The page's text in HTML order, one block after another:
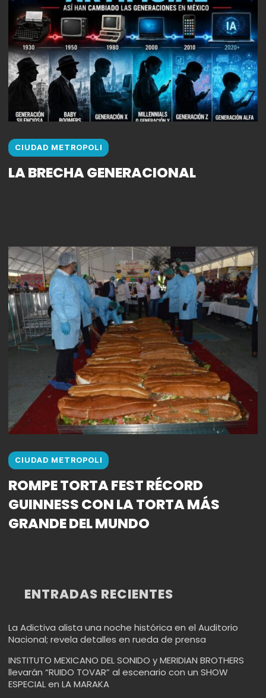
CIUDAD METROPOLI
LA BRECHA GENERACIONAL
CIUDAD METROPOLI
ROMPE TORTA FEST RÉCORD
GUINNESS CON LA TORTA MÁS
GRANDE DEL MUNDO
ENTRADAS RECIENTES
La Adictiva alista una noche histórica en el Auditorio
Nacional; revela detalles en rueda de prensa
INSTITUTO MEXICANO DEL SONIDO y MERIDIAN BROTHERS
llevarán “RUIDO TOVAR” al escenario con un SHOW
ESPECIAL en LA MARAKA